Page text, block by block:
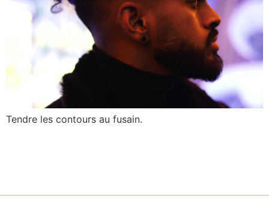
Tendre les contours au fusain.